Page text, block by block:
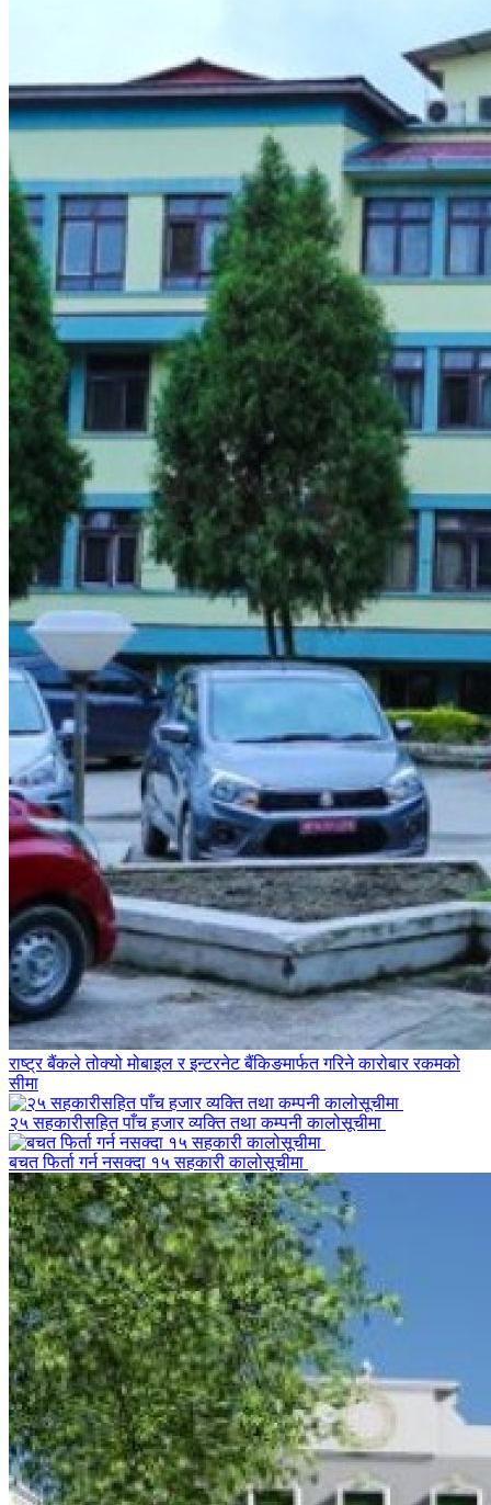
राष्ट्र बैंकले तोक्यो मोबाइल र इन्टरनेट बैंकिङमार्फत गरिने कारोबार रकमको
सीमा
२५ सहकारीसहित पाँच हजार व्यक्ति तथा कम्पनी कालोसूचीमा
बचत फिर्ता गर्न नसक्दा १५ सहकारी कालोसूचीमा